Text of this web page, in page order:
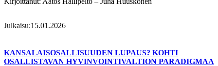
Julkaisu:15.01.2026
KANSALAISOSALLISUUDEN LUPAUS? KOHTI
OSALLISTAVAN HYVINVOINTIVALTION PARADIGMAA